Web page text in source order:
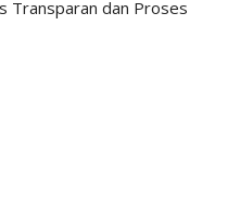
Transparan dan Proses